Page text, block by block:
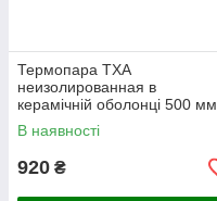
Термопара ТХА
неизолированная в
керамічній оболонці 500 мм
(0...1000°C)
В наявності
920 ₴